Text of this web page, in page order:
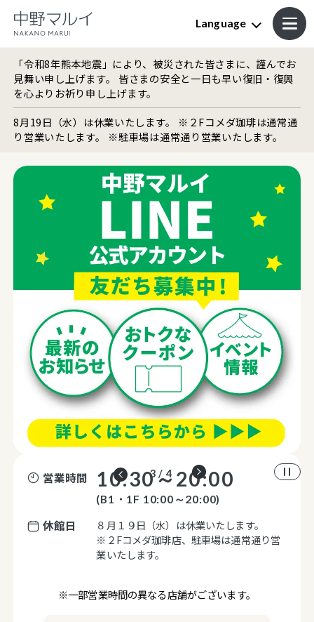
Language
「令和8年熊本地震」により、被災された皆さまに、謹んでお
見舞い申し上げます。 皆さまの安全と一日も早い復旧・復興
を心よりお祈り申し上げます。
8月19日（水）は休業いたします。 ※２Fコメダ珈琲は通常通
り営業いたします。 ※駐車場は通常通り営業いたします。
3 / 4
営業時間 10:30～20:00
(B1・1F 10:00～20:00)
休館日
８月１９日（水）は休業いたします。
※２Fコメダ珈琲店、駐車場は通常通り営
業いたします。
※一部営業時間の異なる店舗がございます。